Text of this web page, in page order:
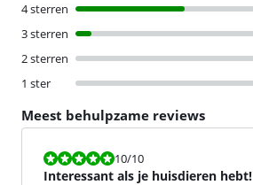
4 sterren
3 sterren
2 sterren
1 ster
Meest behulpzame reviews
Beoordeling is 10 van de 10.
10/10
Interessant als je huisdieren hebt!